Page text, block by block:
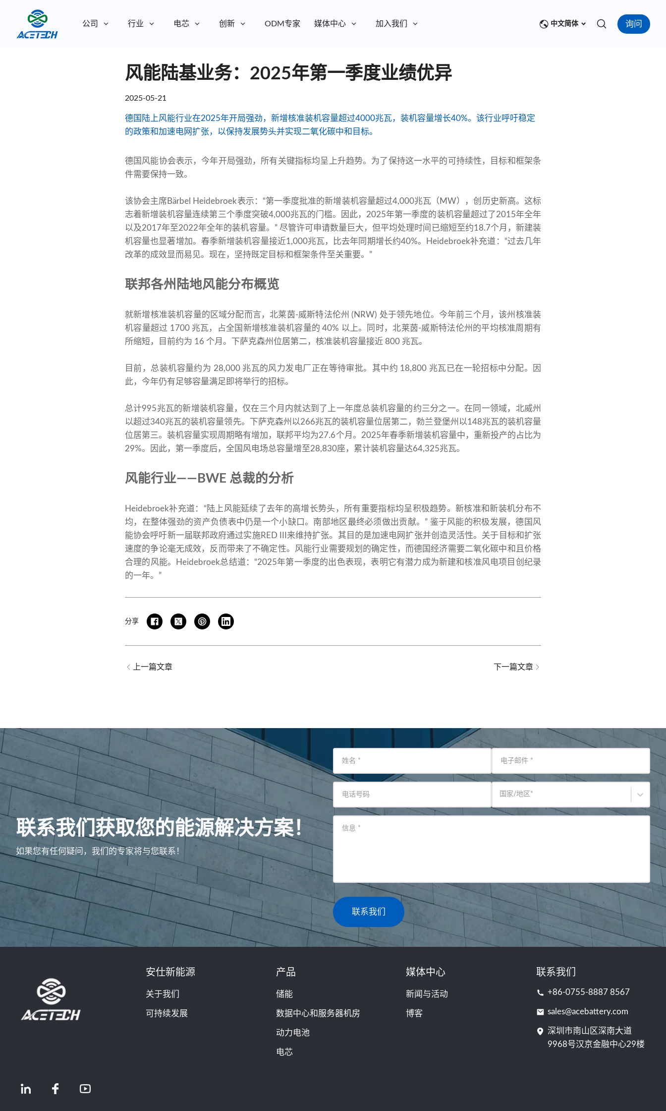
公司 行业 电芯 创新 ODM专家 媒体中心 加入我们 中文简体 询问
风能陆基业务：2025年第一季度业绩优异
2025-05-21
德国陆上风能行业在2025年开局强劲，新增核准装机容量超过4000兆瓦，装机容量增长40%。该行业呼吁稳定
的政策和加速电网扩张，以保持发展势头并实现二氧化碳中和目标。
德国风能协会表示，今年开局强劲，所有关键指标均呈上升趋势。为了保持这一水平的可持续性，目标和框架条
件需要保持一致。
该协会主席Bärbel Heidebroek表示：“第一季度批准的新增装机容量超过4,000兆瓦（MW），创历史新高。这标
志着新增装机容量连续第三个季度突破4,000兆瓦的门槛。因此，2025年第一季度的装机容量超过了2015年全年
以及2017年至2022年全年的装机容量。” 尽管许可申请数量巨大，但平均处理时间已缩短至约18.7个月，新建装
机容量也显著增加。春季新增装机容量接近1,000兆瓦，比去年同期增长约40%。Heidebroek补充道：“过去几年
改革的成效显而易见。现在，坚持既定目标和框架条件至关重要。”
联邦各州陆地风能分布概览
就新增核准装机容量的区域分配而言，北莱茵-威斯特法伦州 (NRW) 处于领先地位。今年前三个月，该州核准装
机容量超过 1700 兆瓦，占全国新增核准装机容量的 40% 以上。同时，北莱茵-威斯特法伦州的平均核准周期有
所缩短，目前约为 16 个月。下萨克森州位居第二，核准装机容量接近 800 兆瓦。
目前，总装机容量约为 28,000 兆瓦的风力发电厂正在等待审批。其中约 18,800 兆瓦已在一轮招标中分配。因
此，今年仍有足够容量满足即将举行的招标。
总计995兆瓦的新增装机容量，仅在三个月内就达到了上一年度总装机容量的约三分之一。在同一领域，北威州
以超过340兆瓦的装机容量领先。下萨克森州以266兆瓦的装机容量位居第二，勃兰登堡州以148兆瓦的装机容量
位居第三。装机容量实现周期略有增加，联邦平均为27.6个月。2025年春季新增装机容量中，重新投产的占比为
29%。因此，第一季度后，全国风电场总容量增至28,830座，累计装机容量达64,325兆瓦。
风能行业——BWE 总裁的分析
Heidebroek补充道：“陆上风能延续了去年的高增长势头，所有重要指标均呈积极趋势。新核准和新装机分布不
均，在整体强劲的资产负债表中仍是一个小缺口。南部地区最终必须做出贡献。” 鉴于风能的积极发展，德国风
能协会呼吁新一届联邦政府通过实施RED III来维持扩张。其目的是加速电网扩张并创造灵活性。关于目标和扩张
速度的争论毫无成效，反而带来了不确定性。风能行业需要规划的确定性，而德国经济需要二氧化碳中和且价格
合理的风能。Heidebroek总结道：“2025年第一季度的出色表现，表明它有潜力成为新建和核准风电项目创纪录
的一年。”
分享
上一篇文章 下一篇文章
联系我们获取您的能源解决方案！
如果您有任何疑问，我们的专家将与您联系！
姓名 * 电子邮件 *
电话号码 国家/地区 *
信息 *
联系我们
安仕新能源
关于我们
可持续发展
产品
储能
数据中心和服务器机房
动力电池
电芯
媒体中心
新闻与活动
博客
联系我们
+86-0755-8887 8567
sales@acebattery.com
深圳市南山区深南大道
9968​​号汉京金融中心29楼